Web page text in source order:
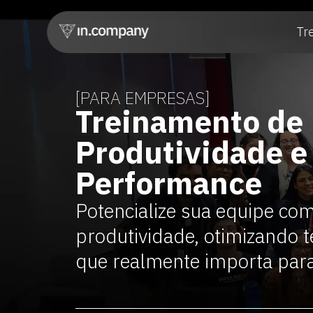
[PARA EMPRESAS]
Treinamento de
Produtividade
Performance
Potencialize sua equipe
produtividade, otimizando
que realmente importa